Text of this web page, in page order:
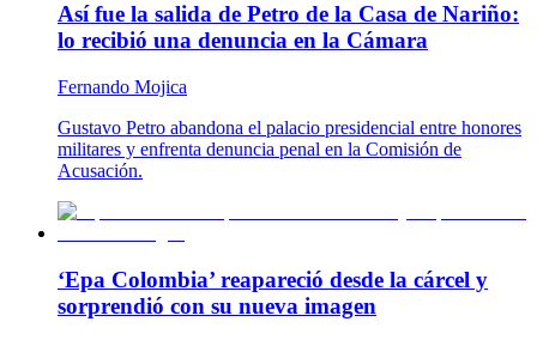
Así fue la salida de Petro de la Casa de Nariño:
lo recibió una denuncia en la Cámara
Fernando Mojica
Gustavo Petro abandona el palacio presidencial entre honores
militares y enfrenta denuncia penal en la Comisión de
Acusación.
‘Epa Colombia’ reapareció desde la cárcel y
sorprendió con su nueva imagen